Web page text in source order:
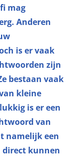
mag
Anderen
is er vaak
zijn
bestaan vaak
kleine
is er een
van
namelijk een
direct kunnen